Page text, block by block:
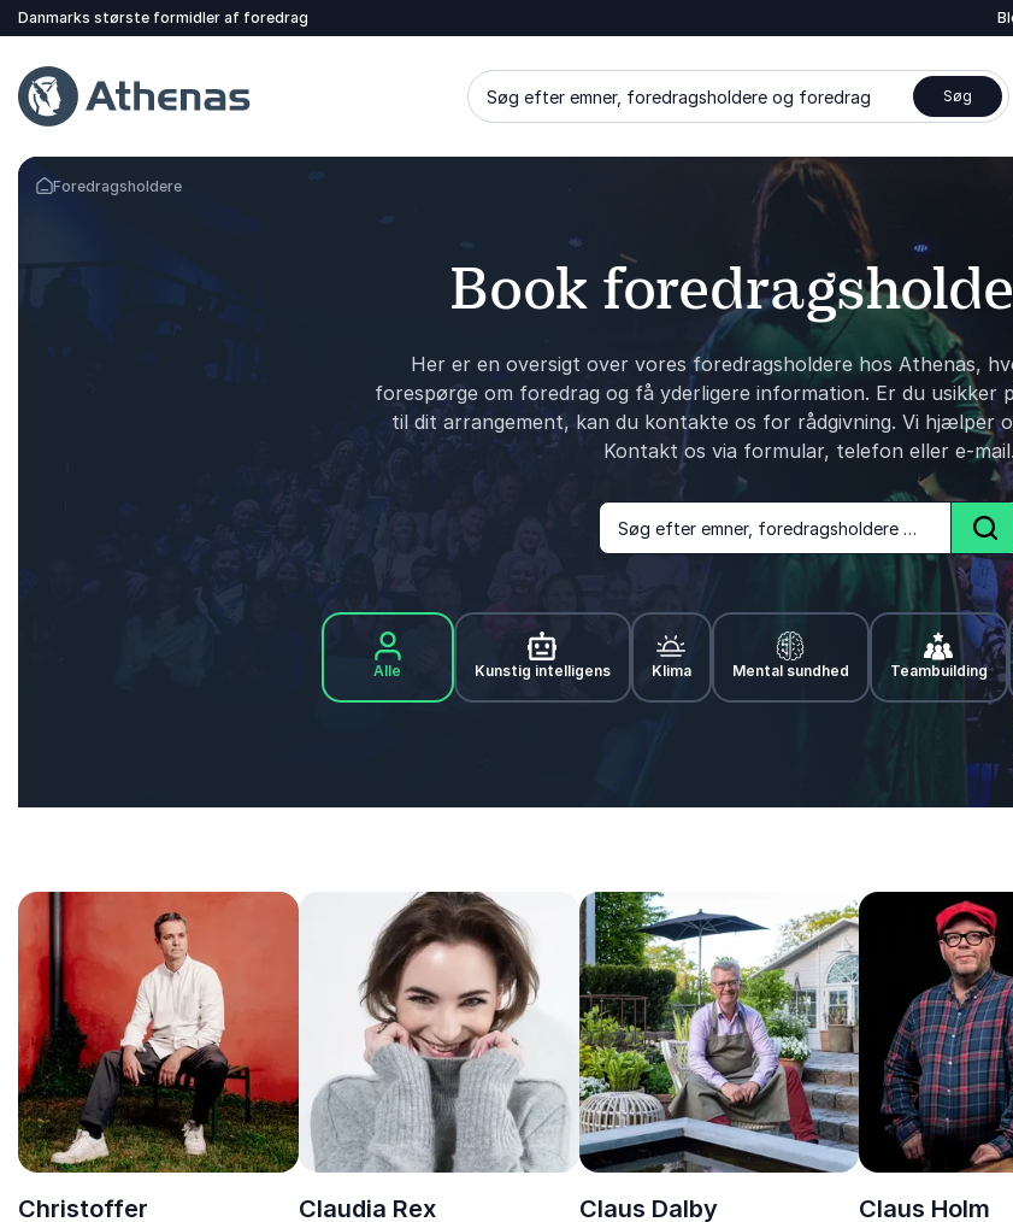
Danmarks største formidler af foredrag
Søg efter emner, foredragsholdere og foredrag Søg
Tilbage til forsiden
Foredragsholdere
Book
Her er en oversigt over vores foredragsholdere hos Athenas,
forespørge om foredrag og få yderligere information. Er du usikker
til dit arrangement, kan du kontakte os for rådgivning. Vi hjælper
Kontakt os via formular, telefon eller e-mail.
Søg efter emner, foredragsholdere og foredrag Søg
Alle Kunstig intelligens Klima Mental sundhed Teambuilding
Christoffer
Claudia Rex Claus Dalby Claus Holm